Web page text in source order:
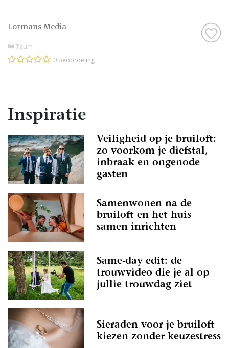
Lormans Media
Tzum
0 beoordeling
Inspiratie
Veiligheid op je bruiloft:
zo voorkom je diefstal,
inbraak en ongenode
gasten
Samenwonen na de
bruiloft en het huis
samen inrichten
Same-day edit: de
trouwvideo die je al op
jullie trouwdag ziet
Sieraden voor je bruiloft
kiezen zonder keuzestress